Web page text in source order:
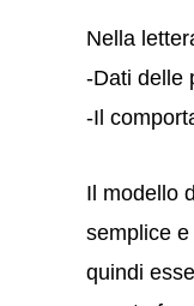
Nella
-Dati delle
-Il
Il modello
semplice
quindi